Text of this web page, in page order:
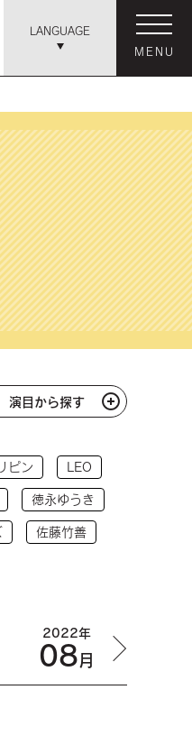
LANGUAGE
MENU
演目から探す
ピン LEO
徳永ゆうき
佐藤竹善
2022年
08月